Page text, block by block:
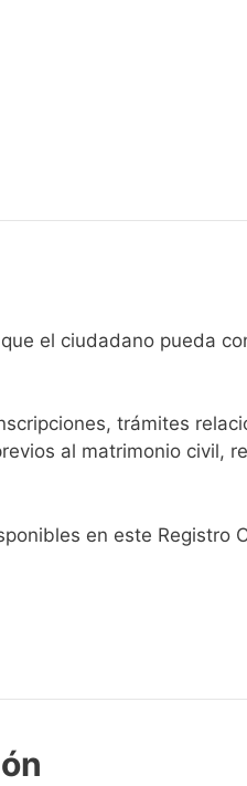
el ciudadano pueda
trámites
al matrimonio civil,
en este Registro